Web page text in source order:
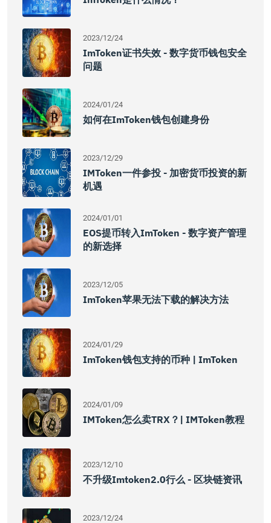
2023/12/24
ImToken证书失效 - 数字货币钱包安全
问题
2024/01/24
如何在imToken钱包创建身份
2023/12/29
IMToken一件参投 - 加密货币投资的新
机遇
2024/01/01
EOS提币转入imToken - 数字资产管理
的新选择
2023/12/05
ImToken苹果无法下载的解决方法
2024/01/29
ImToken钱包支持的币种 | ImToken
2024/01/09
IMToken怎么卖TRX？| IMToken教程
2023/12/10
不升级imtoken2.0行么 - 区块链资讯
2023/12/24